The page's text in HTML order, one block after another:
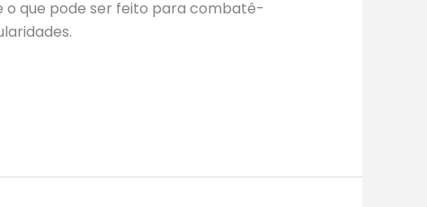
o que pode ser feito para combatê-